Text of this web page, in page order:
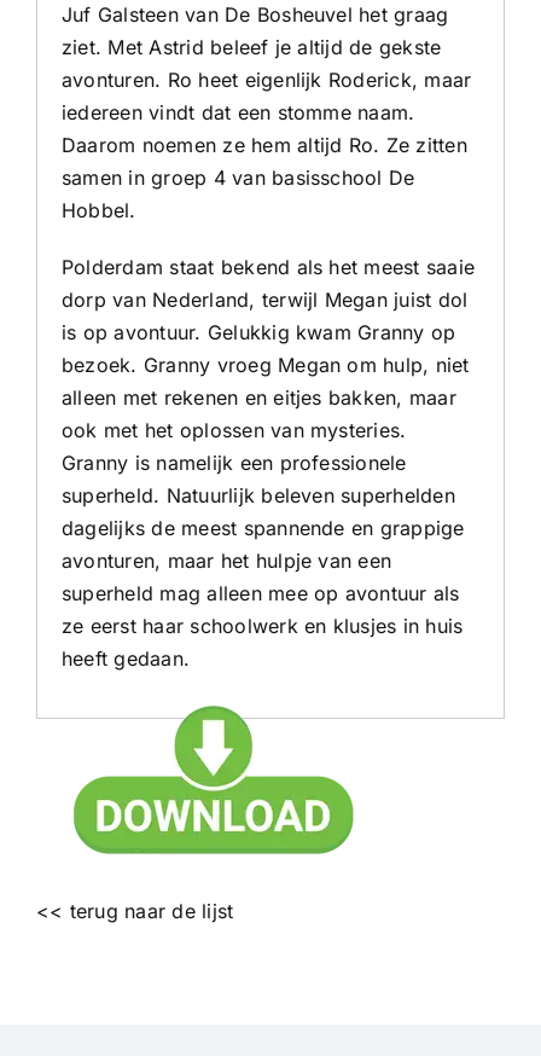
Juf Galsteen van De Bosheuvel het graag
ziet. Met Astrid beleef je altijd de gekste
avonturen. Ro heet eigenlijk Roderick, maar
iedereen vindt dat een stomme naam.
Daarom noemen ze hem altijd Ro. Ze zitten
samen in groep 4 van basisschool De
Hobbel.
Polderdam staat bekend als het meest saaie
dorp van Nederland, terwijl Megan juist dol
is op avontuur. Gelukkig kwam Granny op
bezoek. Granny vroeg Megan om hulp, niet
alleen met rekenen en eitjes bakken, maar
ook met het oplossen van mysteries.
Granny is namelijk een professionele
superheld. Natuurlijk beleven superhelden
dagelijks de meest spannende en grappige
avonturen, maar het hulpje van een
superheld mag alleen mee op avontuur als
ze eerst haar schoolwerk en klusjes in huis
heeft gedaan.
<< terug naar de lijst